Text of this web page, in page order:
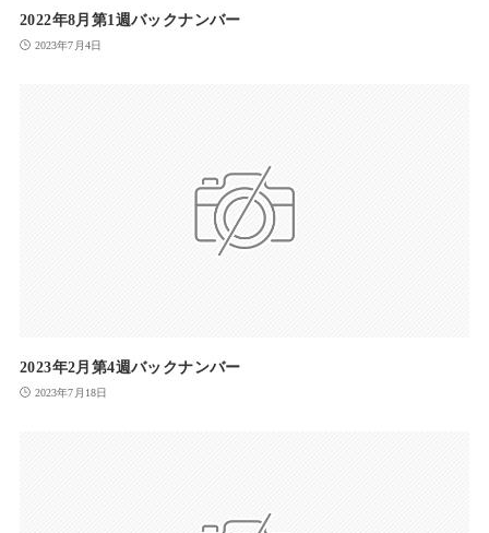
2022年8月第1週バックナンバー
2023年7月4日
2023年2月第4週バックナンバー
2023年7月18日